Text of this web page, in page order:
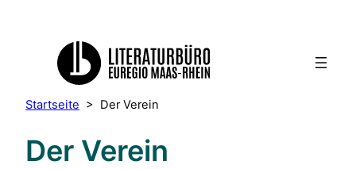
Startseite > Der Verein
Der Verein